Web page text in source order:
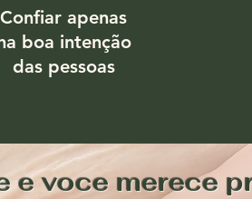
Confiar apenas
boa intenção
das pessoas
e voce merece